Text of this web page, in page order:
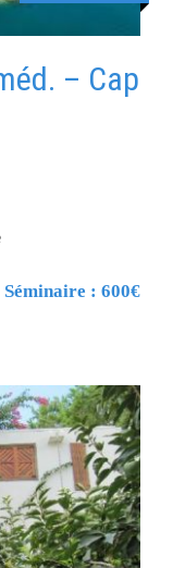
– Cap
Séminaire : 600€